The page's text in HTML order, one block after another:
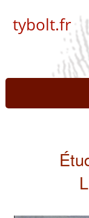
tybolt.fr